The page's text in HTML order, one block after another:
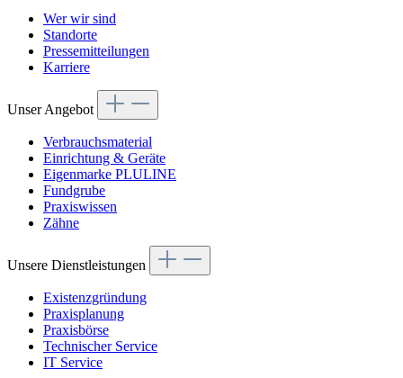
Wer wir sind
Standorte
Pressemitteilungen
Karriere
Unser Angebot
Verbrauchsmaterial
Einrichtung & Geräte
Eigenmarke PLULINE
Fundgrube
Praxiswissen
Zähne
Unsere Dienstleistungen
Existenzgründung
Praxisplanung
Praxisbörse
Technischer Service
IT Service